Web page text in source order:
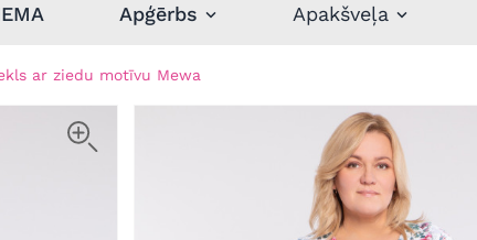
Apģērbs Apakšveļa
ar ziedu motīvu Mewa